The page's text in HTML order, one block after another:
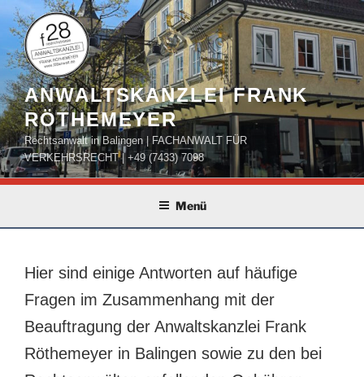
Zum
Inhalt
springen
ANWALTSKANZLEI FRANK
RÖTHEMEYER
Rechtsanwalt in Balingen | FACHANWALT FÜR
VERKEHRSRECHT | +49 (7433) 7098
Menü
Hier sind einige Antworten auf häufige
Fragen im Zusammenhang mit der
Beauftragung der Anwaltskanzlei Frank
Röthemeyer in Balingen sowie zu den bei